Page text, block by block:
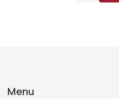
Menu